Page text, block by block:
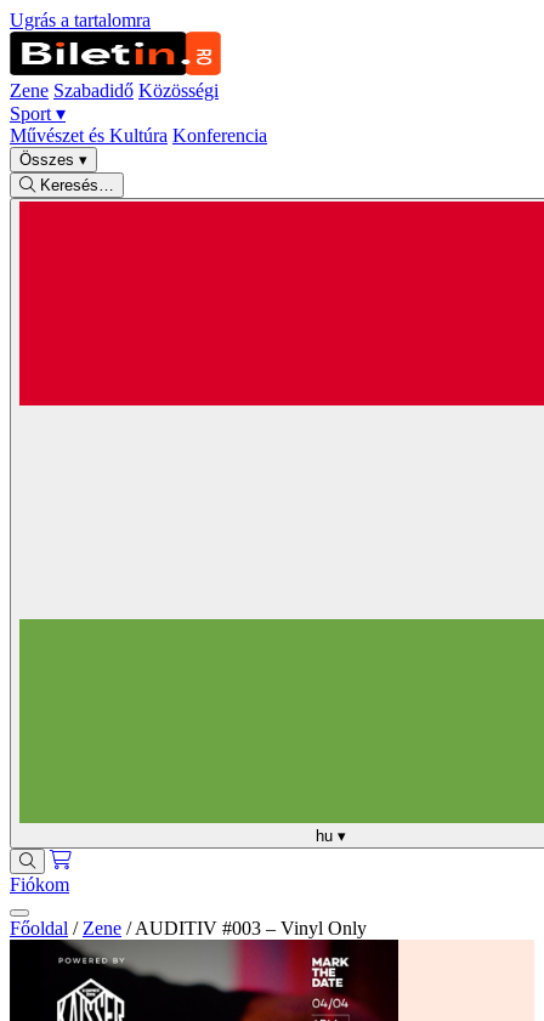
Ugrás a tartalomra
Zene Szabadidő Közösségi
Sport ▾
Művészet és Kultúra Konferencia
Összes ▾
Keresés…
hu ▾
Fiókom
Főoldal / Zene / AUDITIV #003 – Vinyl Only